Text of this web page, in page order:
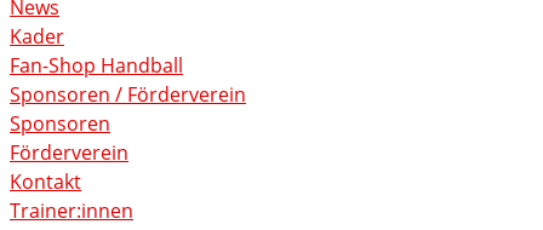
News
Kader
Fan-Shop Handball
Sponsoren / Förderverein
Sponsoren
Förderverein
Kontakt
Trainer:innen